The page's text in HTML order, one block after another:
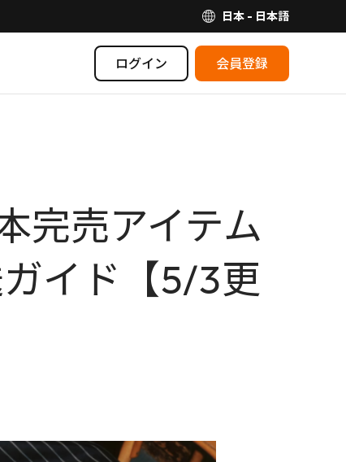
日本 - 日本語
ログイン 会員登録
完売アイテム
イド【5/3更